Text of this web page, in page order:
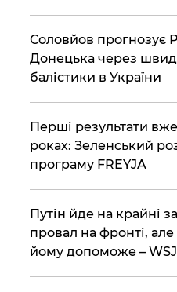
Соловйов прогнозує
Донецька через
балістики в України
Перші результати
роках: Зеленський
програму FREYJA
Путін йде на крайні
провал на фронті,
йому допоможе – WSJ